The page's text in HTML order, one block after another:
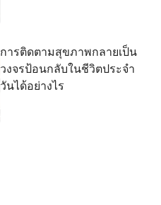
การติดตามสุขภาพกลายเป็น
วงจรป้อนกลับในชีวิตประจำ
วันได้อย่างไร